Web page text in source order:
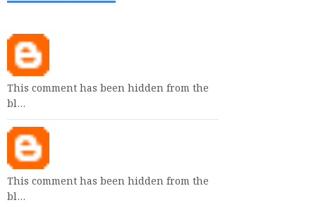
This comment has been hidden from the
bl…
This comment has been hidden from the
bl…